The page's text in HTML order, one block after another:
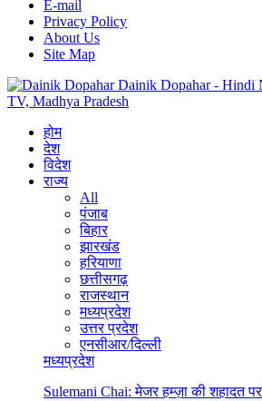
E-mail
Privacy Policy
About Us
Site Map
Dainik Dopahar - Hindi
TV, Madhya Pradesh
होम
देश
विदेश
राज्य
All
पंजाब
बिहार
झारखंड
हरियाणा
छत्तीसगढ़
राजस्थान
मध्यप्रदेश
उत्तर प्रदेश
एनसीआर/दिल्ली
मध्यप्रदेश
Sulemani Chai: मेजर हम्ज़ा की शहादत